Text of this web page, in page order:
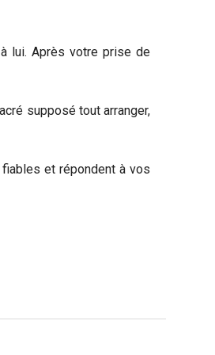
lui. Après votre prise de
supposé tout arranger,
et répondent à vos